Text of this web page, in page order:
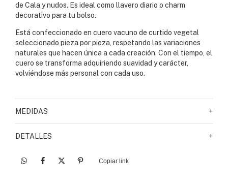
de Cala y nudos. Es ideal como llavero diario o charm
decorativo para tu bolso.
Está confeccionado en cuero vacuno de curtido vegetal
seleccionado pieza por pieza, respetando las variaciones
naturales que hacen única a cada creación. Con el tiempo, el
cuero se transforma adquiriendo suavidad y carácter,
volviéndose más personal con cada uso.
MEDIDAS +
DETALLES +
Copiar link